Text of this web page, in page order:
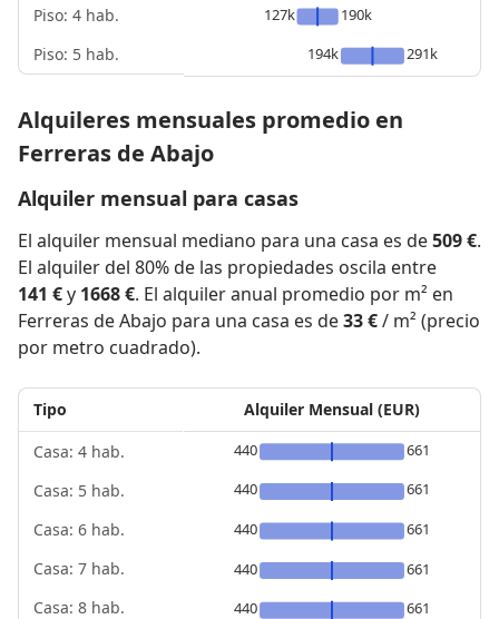
Piso: 4 hab.
Piso: 5 hab.
127k
190k
194k
291k
Alquileres mensuales promedio en
Ferreras de Abajo
Alquiler mensual para casas
El alquiler mensual mediano para una casa es de509 €.
El alquiler del 80% de las propiedades oscila entre
141 €y 1668 €. El alquiler anual promedio por m² en
Ferreras de Abajo para una casa es de33 €/ m² (precio
por metro cuadrado).
Tipo
Casa: 4 hab.
Casa: 5 hab.
Casa: 6 hab.
Casa: 7 hab.
Casa: 8 hab.
Alquiler Mensual (EUR)
440
661
440
661
440
661
440
661
440
661